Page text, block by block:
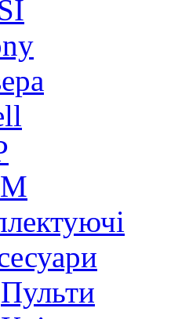
Пульти